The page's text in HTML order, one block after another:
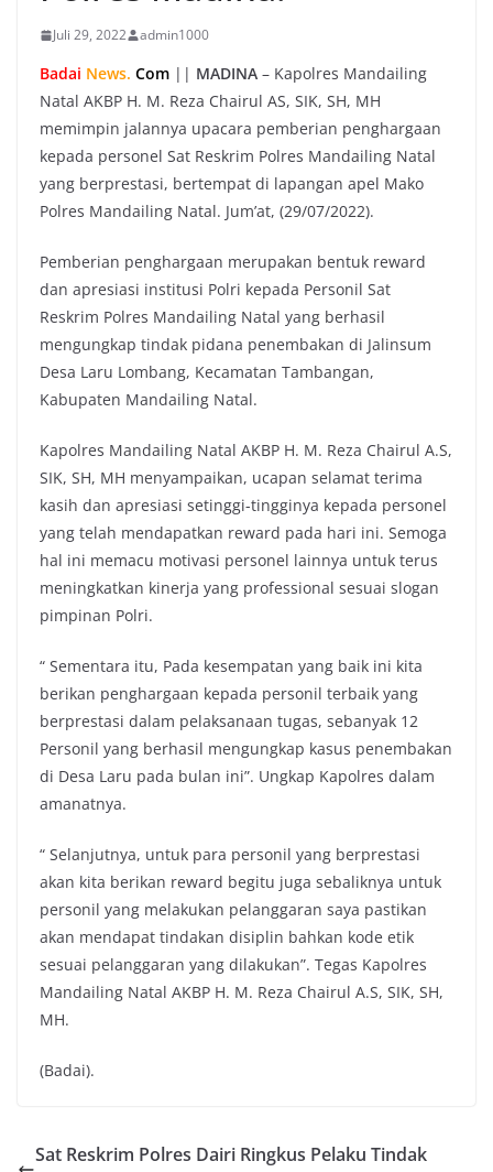
Juli 29, 2022 admin1000
Badai News. Com || MADINA – Kapolres Mandailing
Natal AKBP H. M. Reza Chairul AS, SIK, SH, MH
memimpin jalannya upacara pemberian penghargaan
kepada personel Sat Reskrim Polres Mandailing Natal
yang berprestasi, bertempat di lapangan apel Mako
Polres Mandailing Natal. Jum’at, (29/07/2022).
Pemberian penghargaan merupakan bentuk reward
dan apresiasi institusi Polri kepada Personil Sat
Reskrim Polres Mandailing Natal yang berhasil
mengungkap tindak pidana penembakan di Jalinsum
Desa Laru Lombang, Kecamatan Tambangan,
Kabupaten Mandailing Natal.
Kapolres Mandailing Natal AKBP H. M. Reza Chairul A.S,
SIK, SH, MH menyampaikan, ucapan selamat terima
kasih dan apresiasi setinggi-tingginya kepada personel
yang telah mendapatkan reward pada hari ini. Semoga
hal ini memacu motivasi personel lainnya untuk terus
meningkatkan kinerja yang professional sesuai slogan
pimpinan Polri.
“ Sementara itu, Pada kesempatan yang baik ini kita
berikan penghargaan kepada personil terbaik yang
berprestasi dalam pelaksanaan tugas, sebanyak 12
Personil yang berhasil mengungkap kasus penembakan
di Desa Laru pada bulan ini”. Ungkap Kapolres dalam
amanatnya.
“ Selanjutnya, untuk para personil yang berprestasi
akan kita berikan reward begitu juga sebaliknya untuk
personil yang melakukan pelanggaran saya pastikan
akan mendapat tindakan disiplin bahkan kode etik
sesuai pelanggaran yang dilakukan”. Tegas Kapolres
Mandailing Natal AKBP H. M. Reza Chairul A.S, SIK, SH,
MH.
(Badai).
Sat Reskrim Polres Dairi Ringkus Pelaku Tindak